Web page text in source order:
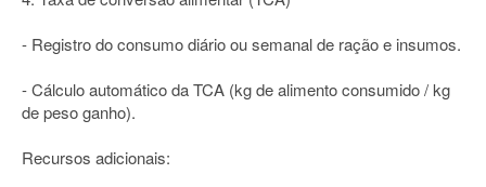
- Registro do consumo diário ou semanal de ração e insumos.
- Cálculo automático da TCA (kg de alimento consumido / kg
de peso ganho).
Recursos adicionais: